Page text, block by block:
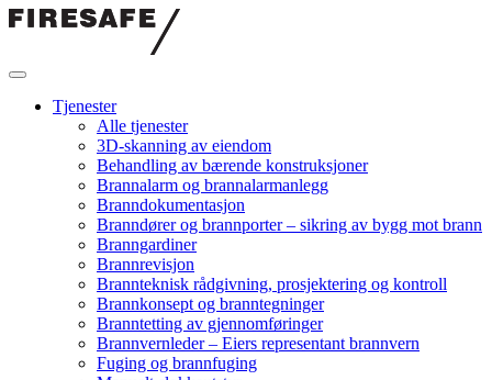
Hopp
Firesafe
Tjenester
Alle tjenester
3D-skanning av eiendom
Behandling av bærende konstruksjoner
Brannalarm og brannalarmanlegg
Branndokumentasjon
Branndører og brannporter – sikring av bygg mot brann
Branngardiner
Brannrevisjon
Brannteknisk rådgivning, prosjektering og kontroll
Brannkonsept og branntegninger
Branntetting av gjennomføringer
Brannvernleder – Eiers representant brannvern
Fuging og brannfuging